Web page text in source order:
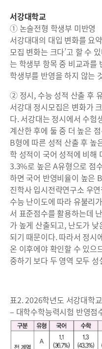
서강대학교
① 논술전형 학생부 미반영
서강대대의 대입 변화를 요
모집 변화는 크다’고 할 수
는 학생부 항목 중 비교과를
학생부를 반영을 하지 않는
② 정시, 수능 성적 산출 후
서강대 정시모집은 변화가
다. 서강대는 정시에서 수험
계산한 후에 둘 중 더 높은
B형에 따른 성적 산출 후 높
학 성적이 국어 성적에 비해
3.3%로 높은 A유형으로 점
하면 국어 반영비율이 높은
진학사 입시전략연구소 우
수능 난이도에 따라 유불리
서 표준점수를 활용하는데
가 높게 산출되고, 난도가
되기 때문이다. 따라서 정시
온 이후에야 확인할 수 있으
중하기 보다 두 영역 모두
표2. 2026학년도 서강대학
– 대학수학능력시험 반영점